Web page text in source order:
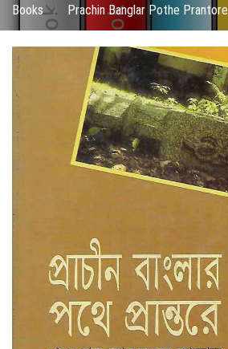
Books / Prachin Banglar Pothe Prantore